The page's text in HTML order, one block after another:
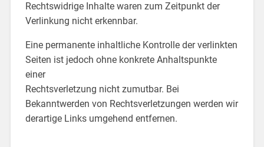
Rechtswidrige Inhalte waren zum Zeitpunkt der
Verlinkung nicht erkennbar.
Eine permanente inhaltliche Kontrolle der verlinkten
Seiten ist jedoch ohne konkrete Anhaltspunkte
einer
Rechtsverletzung nicht zumutbar. Bei
Bekanntwerden von Rechtsverletzungen werden wir
derartige Links umgehend entfernen.